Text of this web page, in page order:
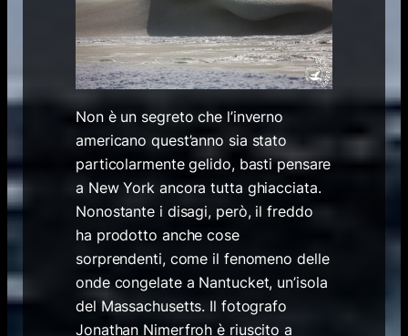
Non è un segreto che l’inverno
americano quest’anno sia stato
particolarmente gelido, basti pensare
a New York ancora tutta ghiacciata.
Nonostante i disagi, però, il freddo
ha prodotto anche cose
sorprendenti, come il fenomeno delle
onde congelate a Nantucket, un’isola
del Massachusetts. Il fotografo
Jonathan Nimerfroh è riuscito a